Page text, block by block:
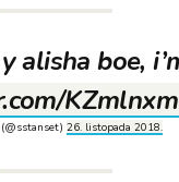
alisha boe,
26. listopada 2018.